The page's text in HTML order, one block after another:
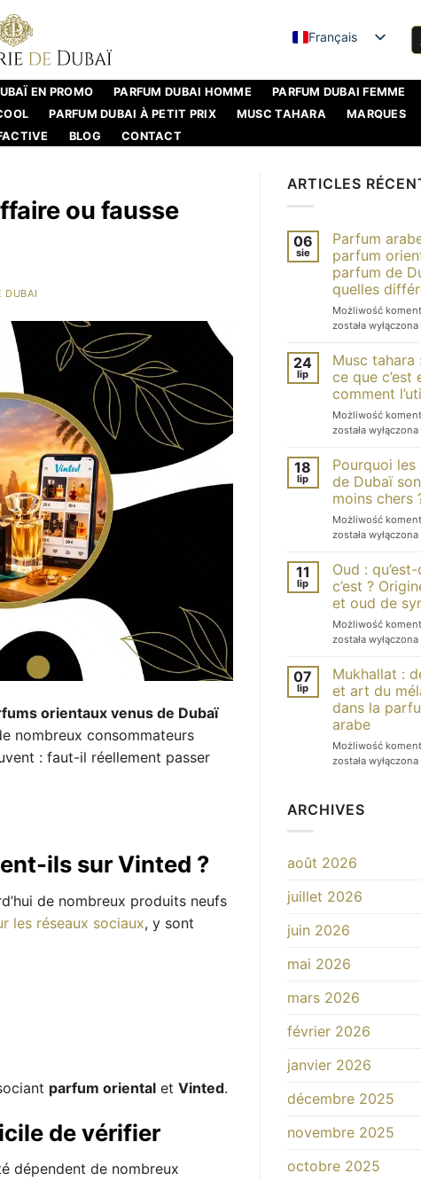
Français
EN PROMO PARFUM DUBAI HOMME
PARFUM DUBAI FEMME
PARFUM DUBAI À PETIT PRIX MUSC TAHARA MARQUES
BLOG CONTACT
ou fausse
DUBAI
orientaux venus de Dubaï
nombreux consommateurs
: faut-il réellement passer
ils sur Vinted ?
de nombreux produits neufs
les réseaux sociaux, y sont
parfum oriental et Vinted.
de vérifier
dépendent de nombreux
ARTICLES
06
sie
Parfum
parfum
parfum de
quelles
Możliwość
została wyłączona
24
lip
Musc tahara
ce que c’est
comment
Możliwość
została wyłączona
18
lip
Pourquoi
de Dubaï
moins chers
Możliwość
została wyłączona
11
lip
Oud :
c’est ?
et oud de
Możliwość
została wyłączona
07
lip
Mukhallat :
et art du
dans la
arabe
Możliwość
została wyłączona
ARCHIVES
août 2026
juillet 2026
juin 2026
mai 2026
mars 2026
février 2026
janvier 2026
décembre 2025
novembre 2025
octobre 2025